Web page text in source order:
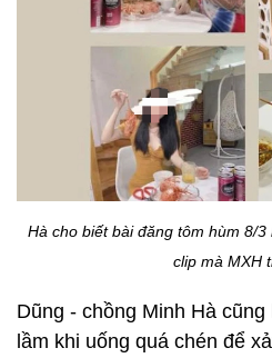
Hà cho biết bài đăng tôm hùm 8/
clip mà MXH
Dũng - chồng Minh Hà
lầm khi uống quá chén để